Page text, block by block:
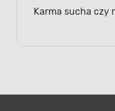
Karma sucha czy